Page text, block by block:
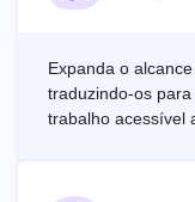
Expanda o
traduzindo-os
trabalho acessível